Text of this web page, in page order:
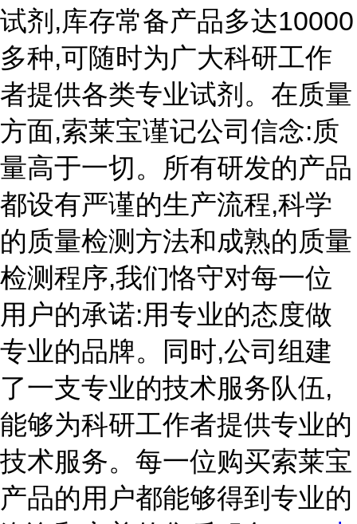
试剂,库存常备产品多达10000
多种,可随时为广大科研工作
者提供各类专业试剂。在质量
方面,索莱宝谨记公司信念:质
量高于一切。所有研发的产品
都设有严谨的生产流程,科学
的质量检测方法和成熟的质量
检测程序,我们恪守对每一位
用户的承诺:用专业的态度做
专业的品牌。同时,公司组建
了一支专业的技术服务队伍,
能够为科研工作者提供专业的
技术服务。每一位购买索莱宝
产品的用户都能够得到专业的